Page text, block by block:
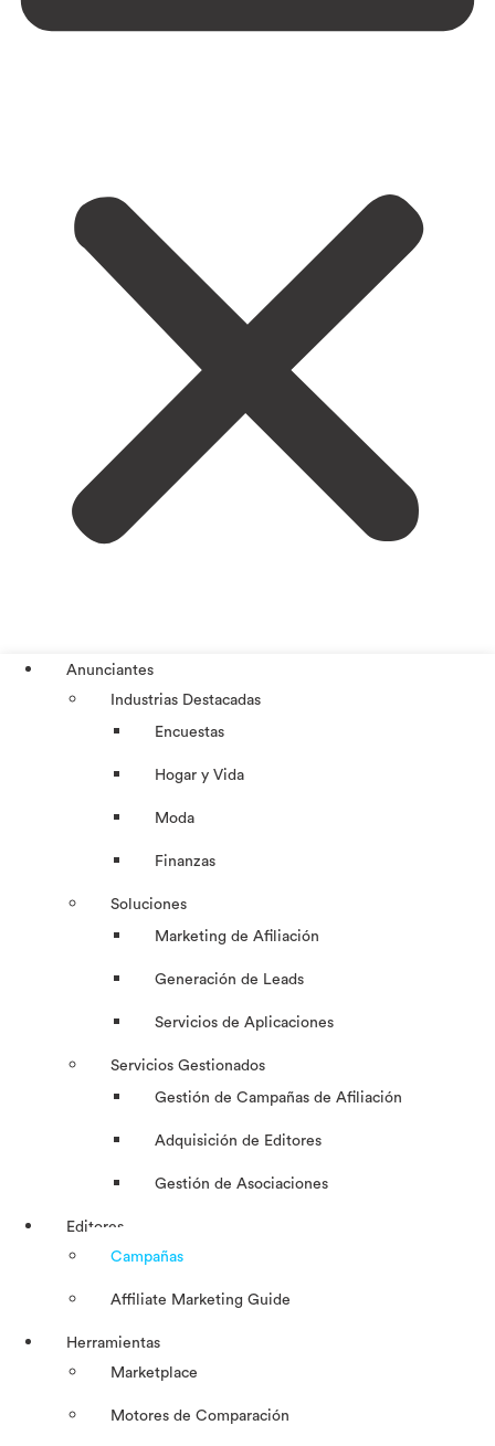
Anunciantes
Industrias Destacadas
Encuestas
Hogar y Vida
Moda
Finanzas
Soluciones
Marketing de Afiliación
Generación de Leads
Servicios de Aplicaciones
Servicios Gestionados
Gestión de Campañas de Afiliación
Adquisición de Editores
Gestión de Asociaciones
Editores
Campañas
Affiliate Marketing Guide
Herramientas
Marketplace
Motores de Comparación